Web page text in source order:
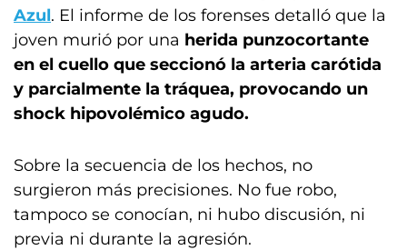
Azul. El informe de los forenses detalló que la
joven murió por una herida punzocortante
en el cuello que seccionó la arteria carótida
y parcialmente la tráquea, provocando un
shock hipovolémico agudo.
Sobre la secuencia de los hechos, no
surgieron más precisiones. No fue robo,
tampoco se conocían, ni hubo discusión, ni
previa ni durante la agresión.